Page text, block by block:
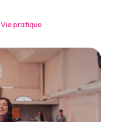
Vie pratique